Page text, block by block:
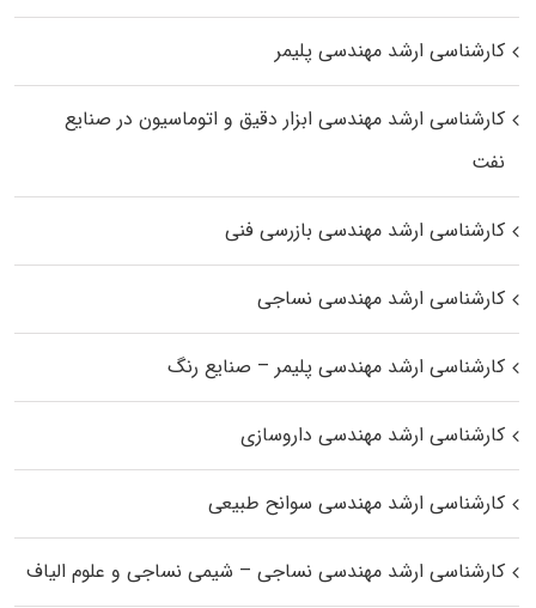
کارشناسی ارشد مهندسی پلیمر
کارشناسی ارشد مهندسی ابزار دقیق و اتوماسیون در صنایع
نفت
کارشناسی ارشد مهندسی بازرسی فنی
کارشناسی ارشد مهندسی نساجی
کارشناسی ارشد مهندسی پلیمر – صنایع رنگ
کارشناسی ارشد مهندسی داروسازی
کارشناسی ارشد مهندسی سوانح طبیعی
کارشناسی ارشد مهندسی نساجی – شیمی نساجی و علوم الیاف